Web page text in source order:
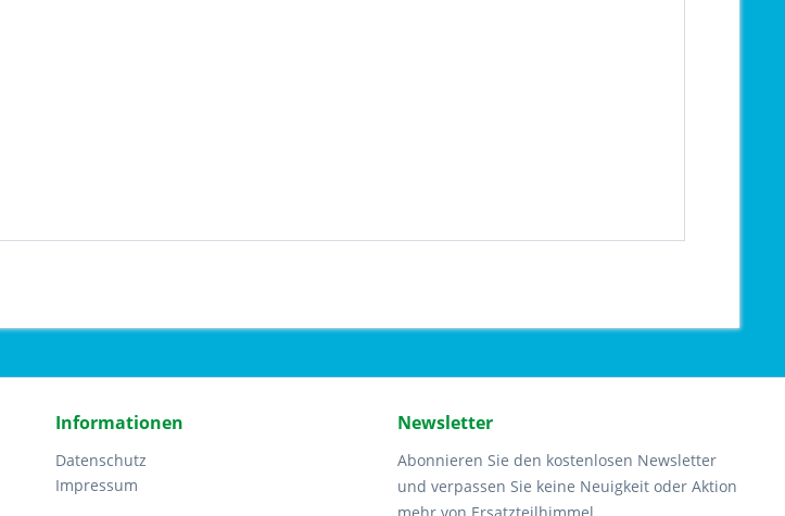
Informationen
Datenschutz
Impressum
Newsletter
Abonnieren Sie den kostenlosen Newsletter
und verpassen Sie keine Neuigkeit oder Aktion